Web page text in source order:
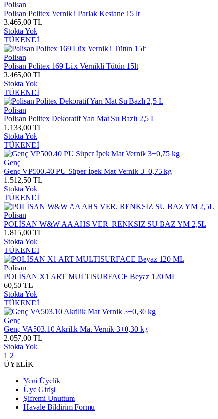
Polisan
Polisan Politex Vernikli Parlak Kestane 15 lt
3.465,00 TL
Stokta Yok
TÜKENDİ
Polisan
Polisan Politex 169 Lüx Vernikli Tütün 15lt
3.465,00 TL
Stokta Yok
TÜKENDİ
Polisan
Polisan Politex Dekoratif Yarı Mat Su Bazlı 2,5 L
1.133,00 TL
Stokta Yok
TÜKENDİ
Genç
Genç VP500.40 PU Süper İpek Mat Vernik 3+0,75 kg
1.512,50 TL
Stokta Yok
TÜKENDİ
Polisan
POLİSAN W&W AA AHS VER. RENKSIZ SU BAZ YM 2,5L
1.815,00 TL
Stokta Yok
TÜKENDİ
Polisan
POLİSAN X1 ART MULTISURFACE Beyaz 120 ML
60,50 TL
Stokta Yok
TÜKENDİ
Genç
Genç VA503.10 Akrilik Mat Vernik 3+0,30 kg
2.057,00 TL
Stokta Yok
1 2
ÜYELİK
Yeni Üyelik
Üye Girişi
Şifremi Unuttum
Havale Bildirim Formu